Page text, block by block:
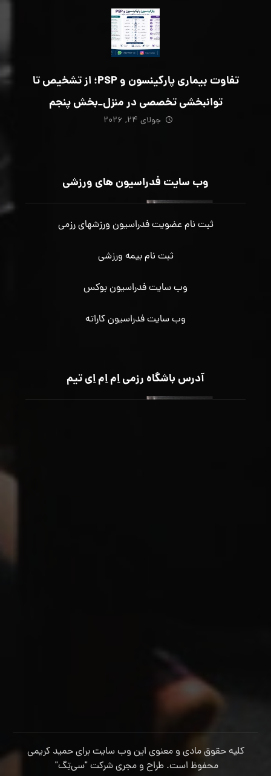
تفاوت بیماری پارکینسون و PSP؛ از تشخیص تا
توانبخشی تخصصی در منزل_بخش پنجم
جولای ۲۴, ۲۰۲۶
وب سایت فدراسیون های ورزشی
ثبت نام عضویت فدراسیون ورزشهای رزمی
ثبت نام بیمه ورزشی
وب سایت فدراسیون بوکس
وب سایت فدراسیون کاراته
آدرس باشگاه رزمی اِم اِم اِی تیم
کلیه حقوق مادی و معنوی این وب سایت برای حمید کریمی
محفوظ است. طراح و مجری شرکت"سی‌تِگ"